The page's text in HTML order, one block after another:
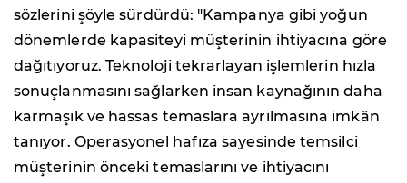
sözlerini şöyle sürdürdü: "Kampanya gibi yoğun
dönemlerde kapasiteyi müşterinin ihtiyacına göre
dağıtıyoruz. Teknoloji tekrarlayan işlemlerin hızla
sonuçlanmasını sağlarken insan kaynağının daha
karmaşık ve hassas temaslara ayrılmasına imkân
tanıyor. Operasyonel hafıza sayesinde temsilci
müşterinin önceki temaslarını ve ihtiyacını